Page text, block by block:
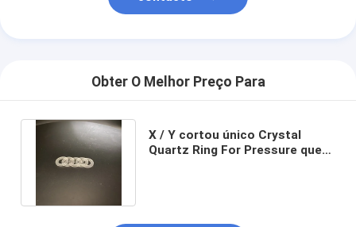
Obter O Melhor Preço Para
X / Y cortou único Crystal
Quartz Ring For Pressure que